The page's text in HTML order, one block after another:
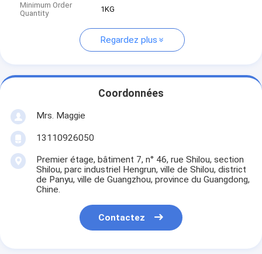
Minimum Order
Quantity
1KG
Regardez plus
Coordonnées
Mrs. Maggie
13110926050
Premier étage, bâtiment 7, n° 46, rue Shilou, section
Shilou, parc industriel Hengrun, ville de Shilou, district
de Panyu, ville de Guangzhou, province du Guangdong,
Chine.
Contactez